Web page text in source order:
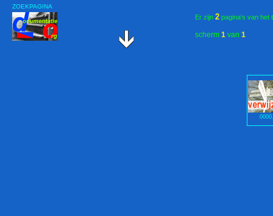
ZOEKPAGINA
Er zijn 2 pagina's van het
scherm 1 van 1